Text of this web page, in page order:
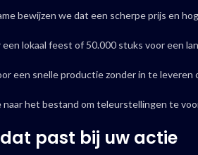
bewijzen we dat een scherpe prijs en
lokaal feest of 50.000 stuks voor een
een snelle productie zonder in te
naar het bestand om teleurstellingen te
past bij uw actie